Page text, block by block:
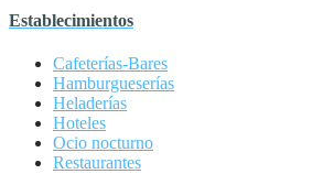
Establecimientos
Cafeterías-Bares
Hamburgueserías
Heladerías
Hoteles
Ocio nocturno
Restaurantes